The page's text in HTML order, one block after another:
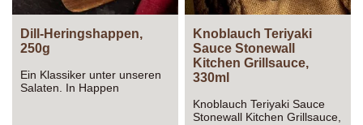
Dill-Heringshappen,
250g
Ein Klassiker unter unseren
Salaten. In Happen
Knoblauch Teriyaki
Sauce Stonewall
Kitchen Grillsauce,
330ml
Knoblauch Teriyaki Sauce
Stonewall Kitchen Grillsauce,